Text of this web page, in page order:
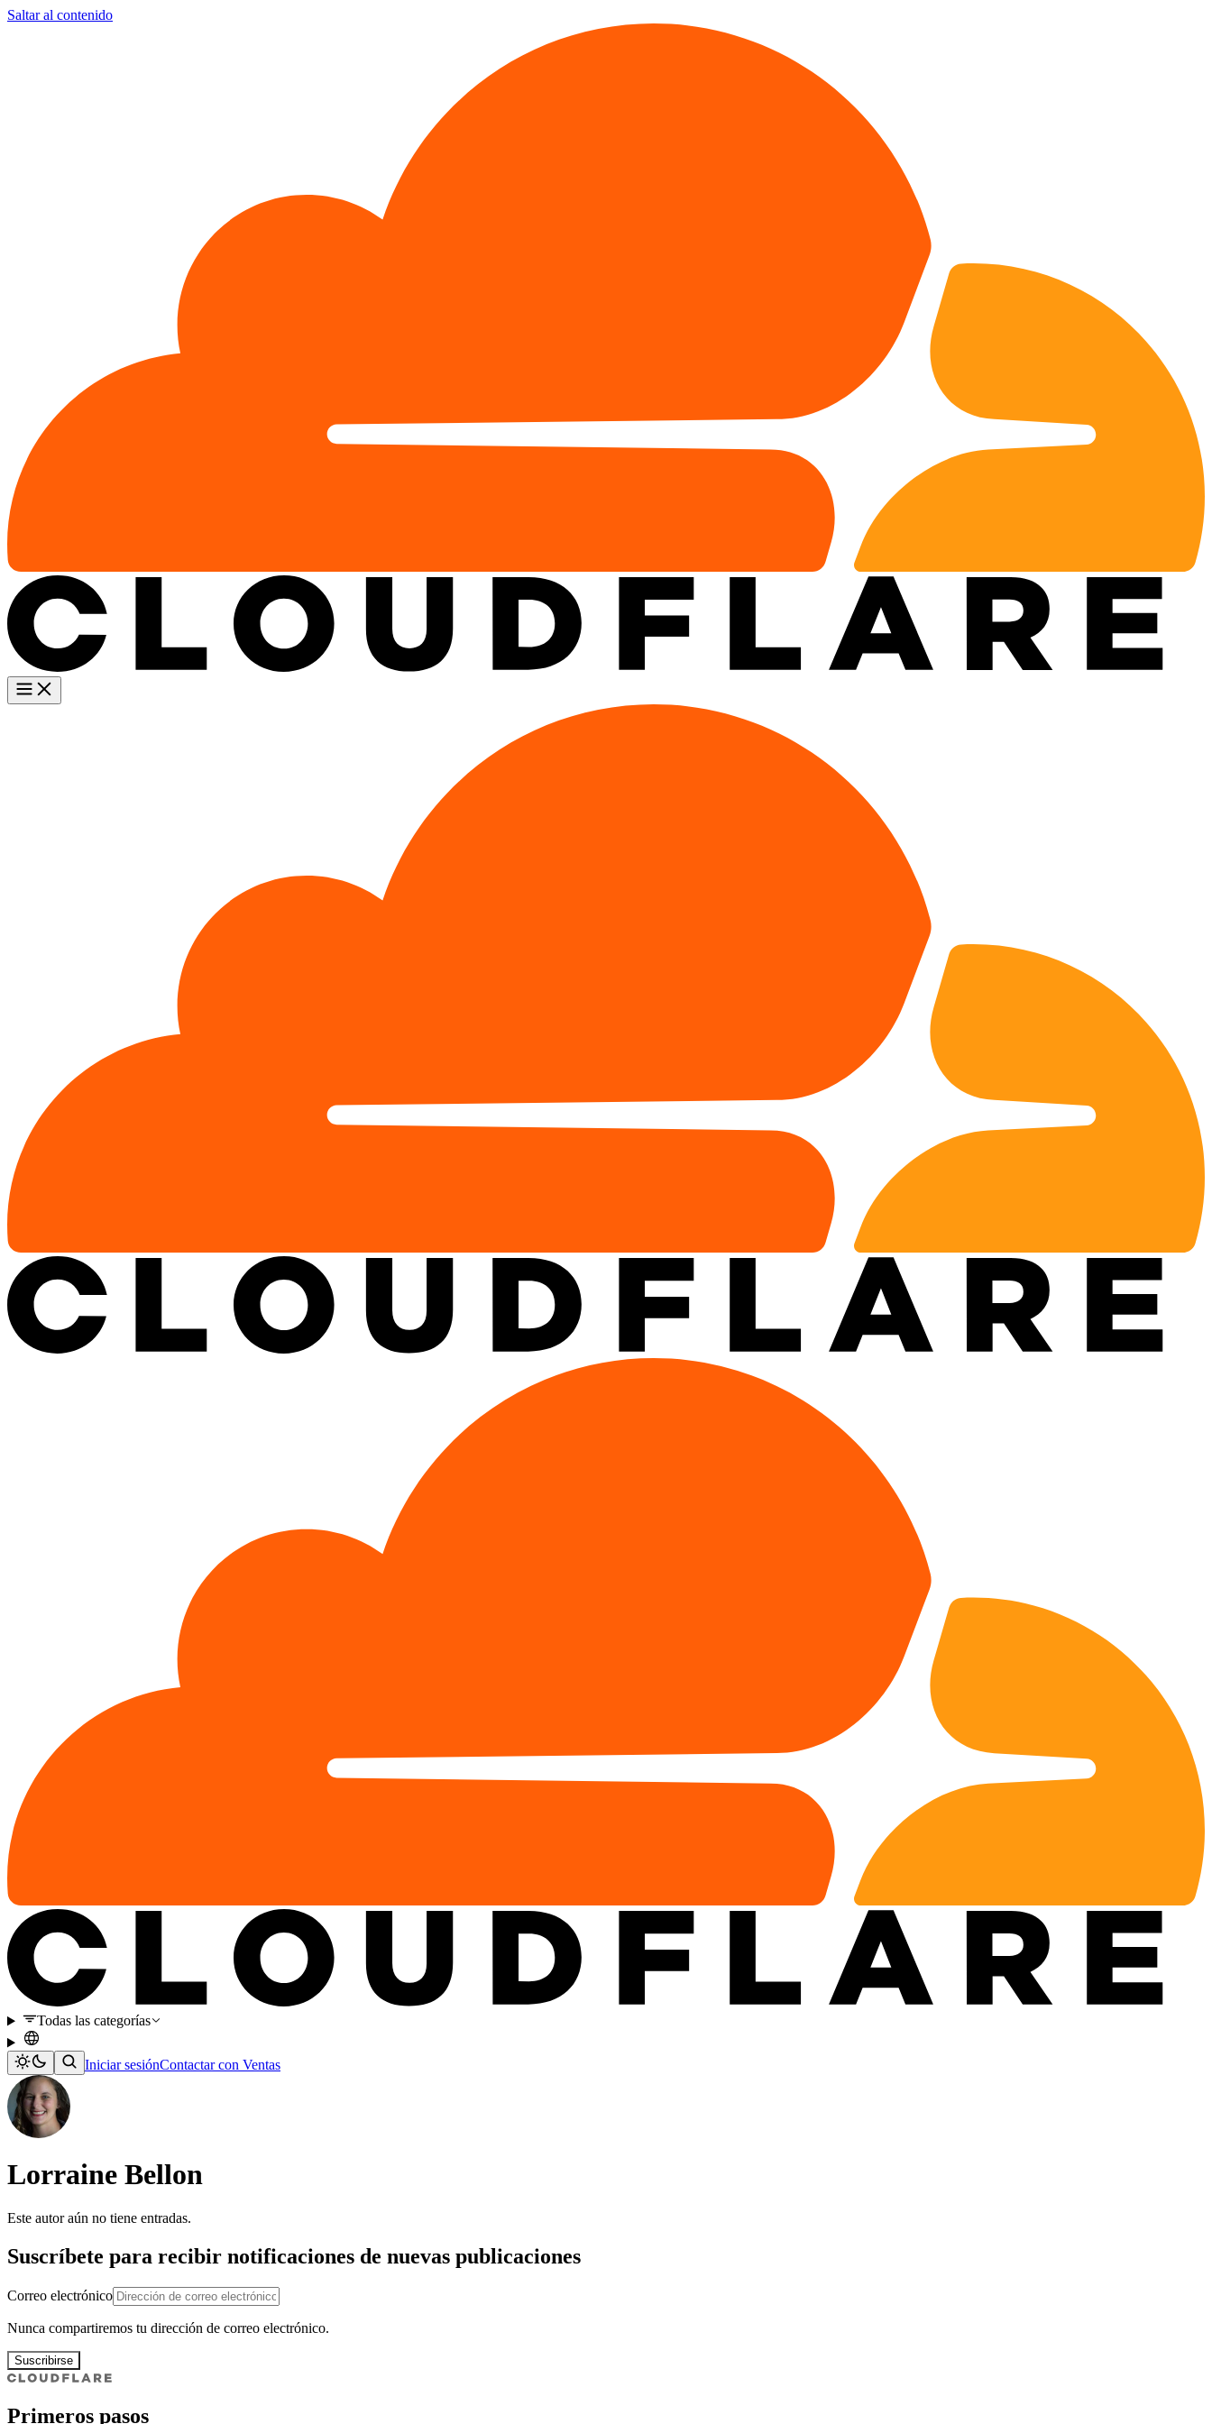
Saltar al contenido
Todas las categorías
Iniciar sesiónContactar con Ventas
Lorraine Bellon
Este autor aún no tiene entradas.
Suscríbete para recibir notificaciones de nuevas publicaciones
Correo electrónico
Nunca compartiremos tu dirección de correo electrónico.
Suscribirse
Primeros pasos